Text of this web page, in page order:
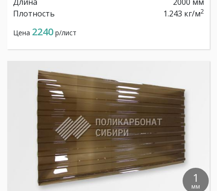
Плотность
1.243 кг/м2
Цена 2240 р/лист
1
мм